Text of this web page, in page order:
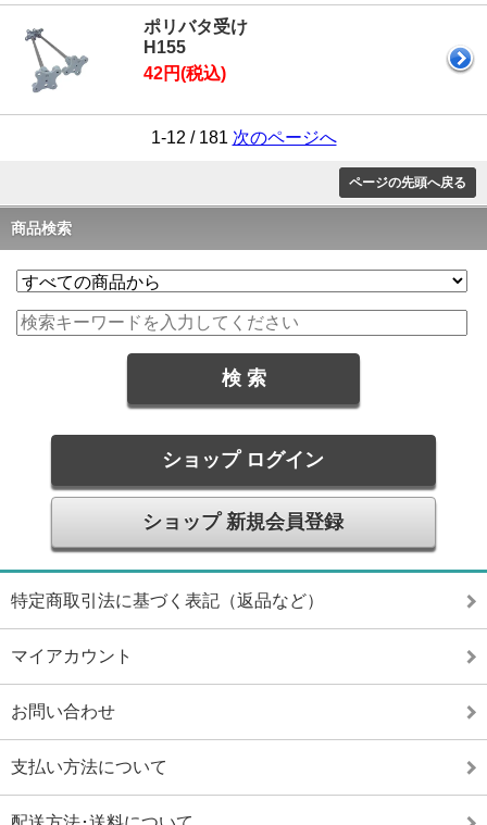
ポリバタ受け
H155
42円(税込)
1-12 / 181 次のページへ
ページの先頭へ戻る
商品検索
ショップ ログイン
ショップ 新規会員登録
特定商取引法に基づく表記（返品など）
マイアカウント
お問い合わせ
支払い方法について